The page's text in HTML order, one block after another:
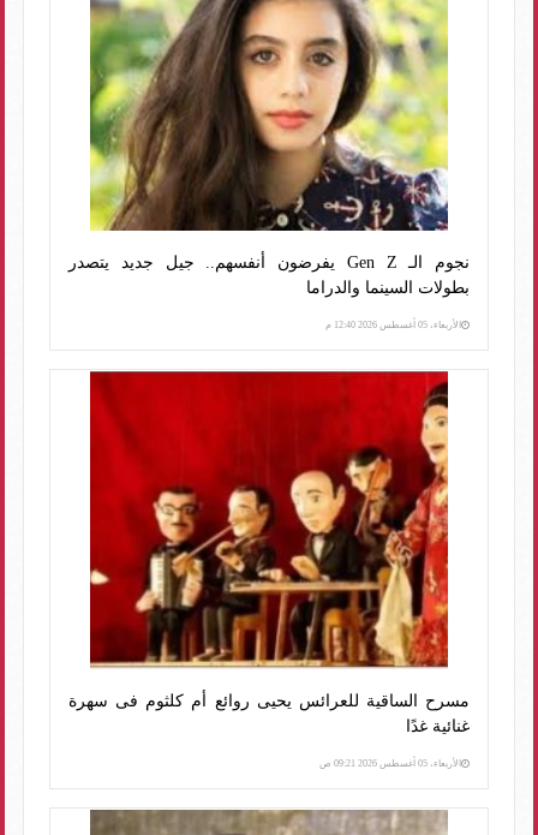
نجوم الـ Gen Z يفرضون أنفسهم.. جيل جديد يتصدر
بطولات السينما والدراما
الأربعاء، 05 أغسطس 2026 12:40 م
مسرح الساقية للعرائس يحيى روائع أم كلثوم فى سهرة
غنائية غدًا
الأربعاء، 05 أغسطس 2026 09:21 ص